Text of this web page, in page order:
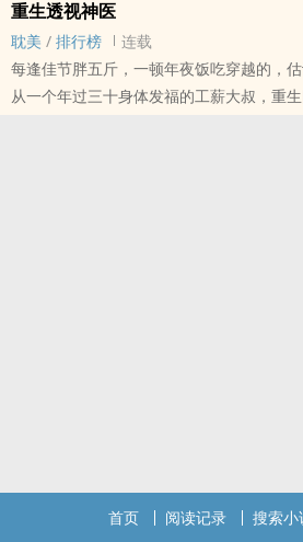
“小煜，商周的青铜器想要吗？”霍严一脸贱
季函煜瞬间被戳萌点，扫了一眼后，一脸不
还差不多！”
“不是吧，那老板说假一赔十的，我去找他
重生透视神医
耽美 / 排行榜
连载
每逢佳节胖五斤，一顿年夜饭吃穿越的，
从一个年过三十身体发福的工薪大叔，重
首页 阅读记录 搜索小